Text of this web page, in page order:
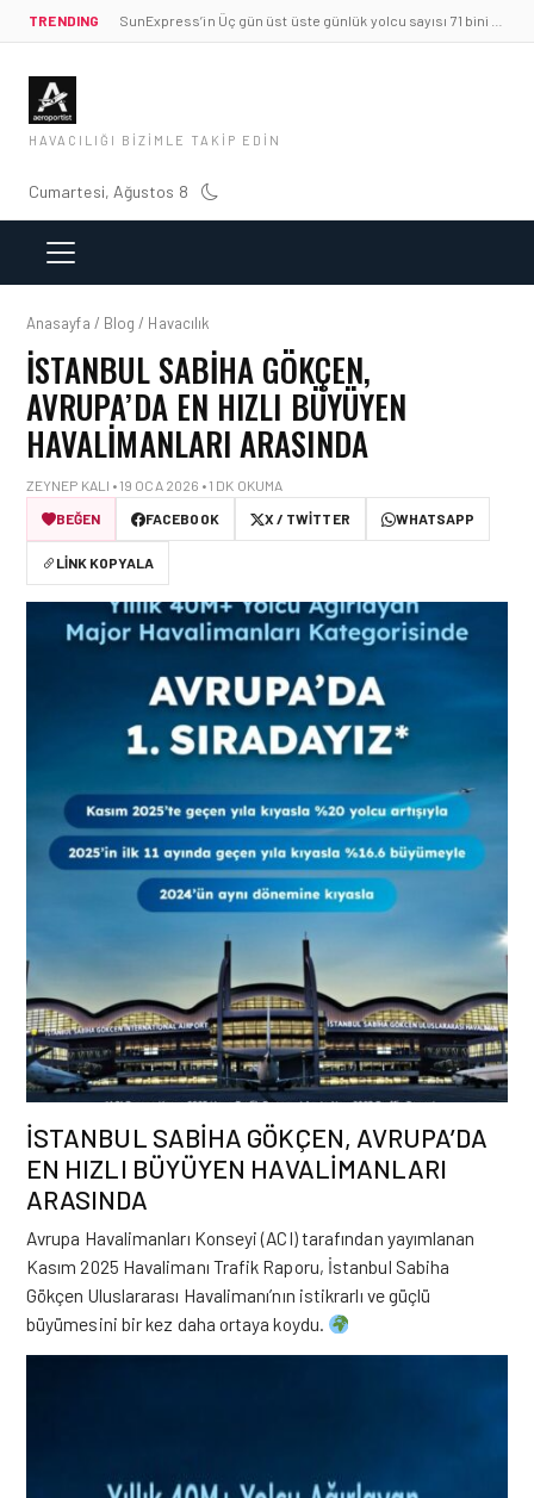
TRENDING
HAVACILIĞI BIZIMLE TAKIP EDIN
Cumartesi, Ağustos 8
Anasayfa / Blog / Havacılık
İSTANBUL SABIHA GÖKÇEN,
AVRUPA’DA EN HIZLI BÜYÜYEN
HAVALIMANLARI ARASINDA
ZEYNEP KALI • 19 OCA 2026 • 1 DK OKUMA
BEĞEN
FACEBOOK X / TWITTER WHATSAPP
LINK KOPYALA
İSTANBUL SABİHA GÖKÇEN, AVRUPA’DA
EN HIZLI BÜYÜYEN HAVALİMANLARI
ARASINDA
Avrupa Havalimanları Konseyi (ACI) tarafından yayımlanan
Kasım 2025 Havalimanı Trafik Raporu, İstanbul Sabiha
Gökçen Uluslararası Havalimanı’nın istikrarlı ve güçlü
büyümesini bir kez daha ortaya koydu.